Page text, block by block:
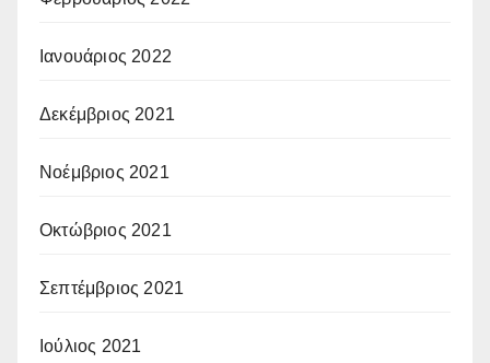
Ιανουάριος 2022
Δεκέμβριος 2021
Νοέμβριος 2021
Οκτώβριος 2021
Σεπτέμβριος 2021
Ιούλιος 2021